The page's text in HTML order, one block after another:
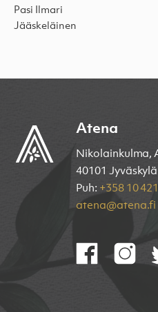
Pasi Ilmari
Jääskeläinen
Atena
Nikolainkulma,
40101 Jyväskylä
Puh: +358 10
atena@atena.fi